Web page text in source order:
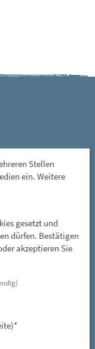
13 - 17 Uhr
bis 31. März
ll.bayern.de
Stellen
ein. Weitere
gesetzt und
dürfen. Bestätigen
akzeptieren Sie